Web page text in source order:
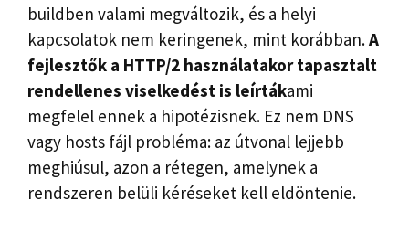
buildben valami megváltozik, és a helyi
kapcsolatok nem keringenek, mint korábban.A
fejlesztők a HTTP/2 használatakor tapasztalt
rendellenes viselkedést is leírtákami
megfelel ennek a hipotézisnek. Ez nem DNS
vagy hosts fájl probléma: az útvonal lejjebb
meghiúsul, azon a rétegen, amelynek a
rendszeren belüli kéréseket kell eldöntenie.